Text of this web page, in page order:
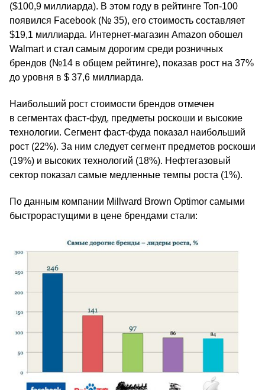
($100,9 миллиарда). В этом году в рейтинге Toп-100
появился Facebook (№ 35), его стоимость составляет
$19,1 миллиарда. Интернет-магазин Amazon обошел
Walmart и стал самым дорогим среди розничных
брендов (№14 в общем рейтинге), показав рост на 37%
до уровня в $ 37,6 миллиарда.
Наибольший рост стоимости брендов отмечен
в сегментах фаст-фуд, предметы роскоши и высокие
технологии. Сегмент фаст-фуда показал наибольший
рост (22%). За ним следует сегмент предметов роскоши
(19%) и высоких технологий (18%). Нефтегазовый
сектор показал самые медленные темпы роста (1%).
По данным компании Millward Brown Optimor самыми
быстрорастущими в цене брендами стали: